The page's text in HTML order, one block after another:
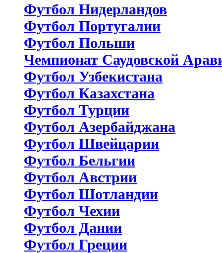
Футбол Нидерландов
Футбол Португалии
Футбол Польши
Чемпионат Саудовской
Футбол Узбекистана
Футбол Казахстана
Футбол Турции
Футбол Азербайджана
Футбол Швейцарии
Футбол Бельгии
Футбол Австрии
Футбол Шотландии
Футбол Чехии
Футбол Дании
Футбол Греции